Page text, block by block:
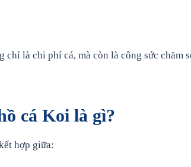
là chi phí cá, mà còn là công sức chăm
cá Koi là gì?
hợp giữa: